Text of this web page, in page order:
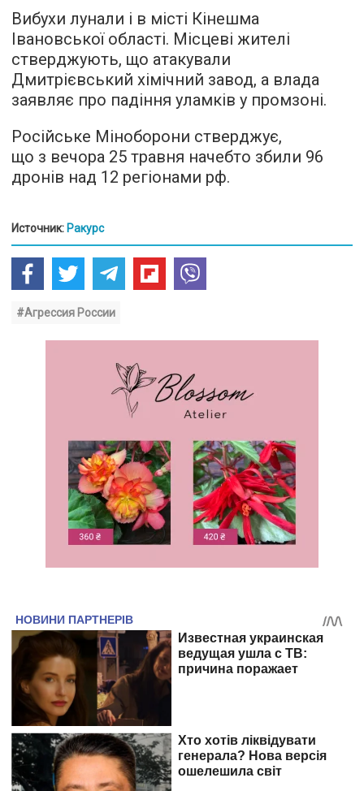
Вибухи лунали і в місті Кінешма
Івановської області. Місцеві жителі
стверджують, що атакували
Дмитрієвський хімічний завод, а влада
заявляє про падіння уламків у промзоні.
Російське Міноборони стверджує,
що з вечора 25 травня начебто збили 96
дронів над 12 регіонами рф.
Источник: Ракурс
#Агрессия России